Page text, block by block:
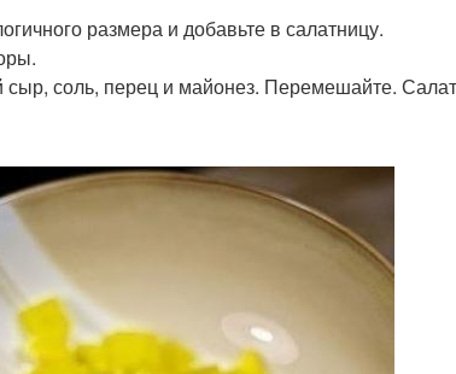
размера и добавьте в салатницу.
соль, перец и майонез. Перемешайте. Салат